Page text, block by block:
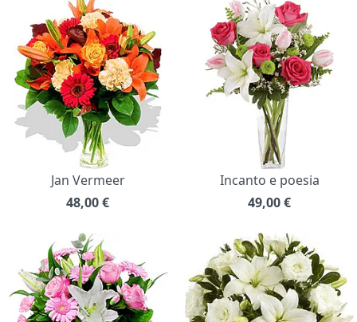
Jan Vermeer
48,00€
Incanto e poesia
49,00€